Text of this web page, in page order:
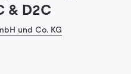
& D2C
und Co. KG